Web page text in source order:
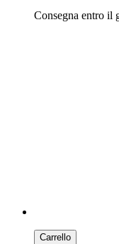
Consegna entro il
Carrello